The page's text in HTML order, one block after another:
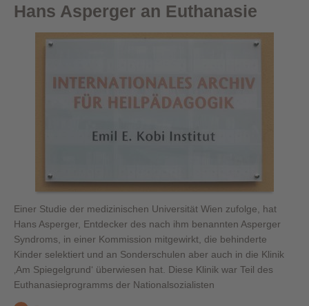
Hans Asperger an Euthanasie
Einer Studie der medizinischen Universität Wien zufolge, hat
Hans Asperger, Entdecker des nach ihm benannten Asperger
Syndroms, in einer Kommission mitgewirkt, die behinderte
Kinder selektiert und an Sonderschulen aber auch in die Klinik
‚Am Spiegelgrund‘ überwiesen hat. Diese Klinik war Teil des
Euthanasieprogramms der Nationalsozialisten